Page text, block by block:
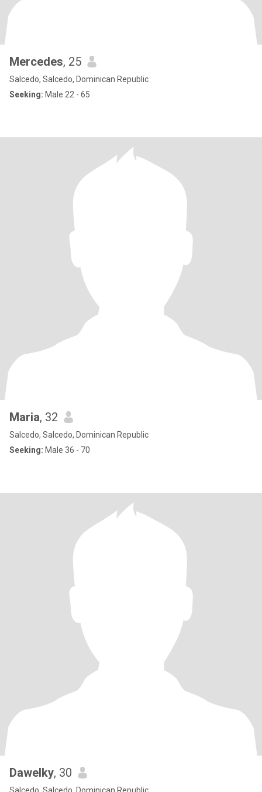
Mercedes, 25
Salcedo, Salcedo, Dominican Republic
Seeking: Male 22 - 65
Maria, 32
Salcedo, Salcedo, Dominican Republic
Seeking: Male 36 - 70
Dawelky, 30